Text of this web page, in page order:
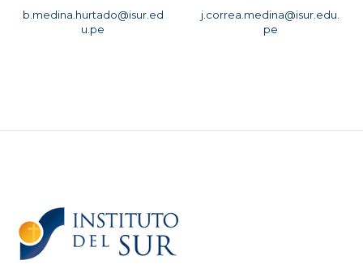
b.medina.hurtado@isur.ed
u.pe
j.correa.medina@isur.edu.
pe
Katlin Mosqueira
Mosqueira